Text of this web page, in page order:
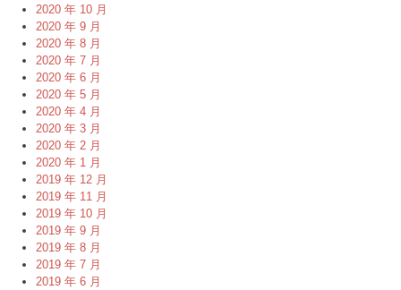
2020 年 10 月
2020 年 9 月
2020 年 8 月
2020 年 7 月
2020 年 6 月
2020 年 5 月
2020 年 4 月
2020 年 3 月
2020 年 2 月
2020 年 1 月
2019 年 12 月
2019 年 11 月
2019 年 10 月
2019 年 9 月
2019 年 8 月
2019 年 7 月
2019 年 6 月